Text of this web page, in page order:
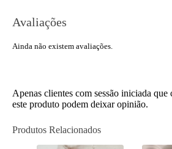
Avaliações
Ainda não existem avaliações.
Apenas clientes com sessão iniciada que
este produto podem deixar opinião.
Produtos Relacionados